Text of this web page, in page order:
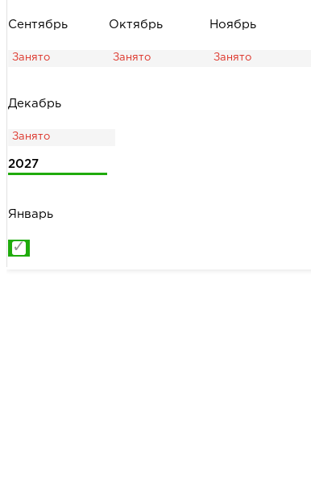
Сентябрь Октябрь Ноябрь
Декабрь
2027
Январь